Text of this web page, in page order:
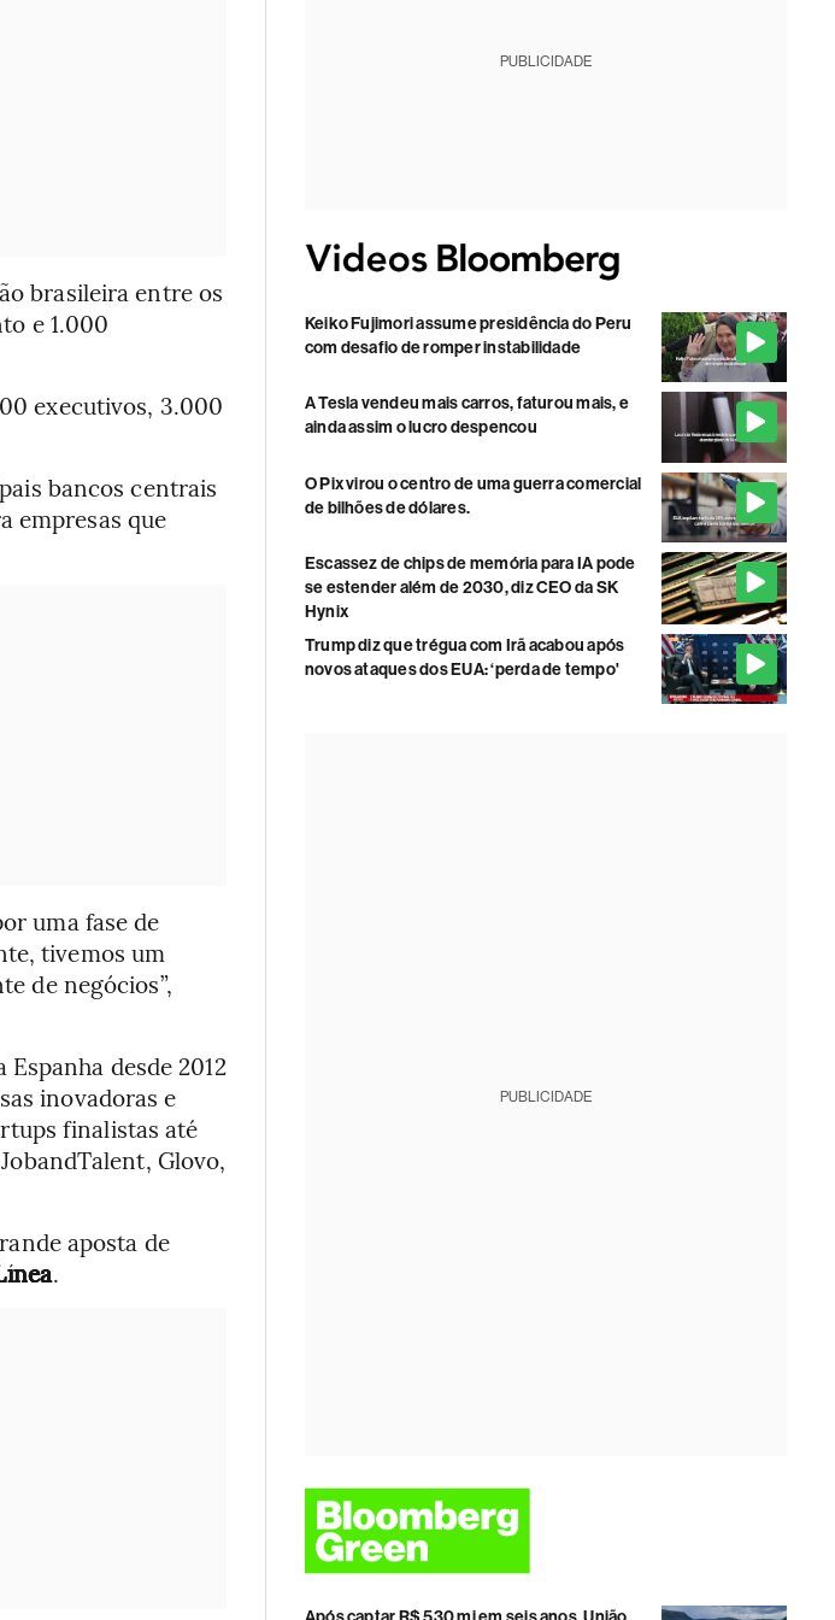
brasileira entre os
e 1.000
executivos, 3.000
bancos centrais
empresas que
uma fase de
tivemos um
de negócios”,
desde 2012
inovadoras e
finalistas até
Glovo,
aposta de
.
PUBLICIDADE
Keiko Fujimori assume presidência do Peru
com desafio de romper instabilidade
A Tesla vendeu mais carros, faturou mais, e
ainda assim o lucro despencou
O Pix virou o centro de uma guerra comercial
de bilhões de dólares.
Escassez de chips de memória para IA pode
se estender além de 2030, diz CEO da SK
Hynix
Trump diz que trégua com Irã acabou após
novos ataques dos EUA: ‘perda de tempo'
PUBLICIDADE